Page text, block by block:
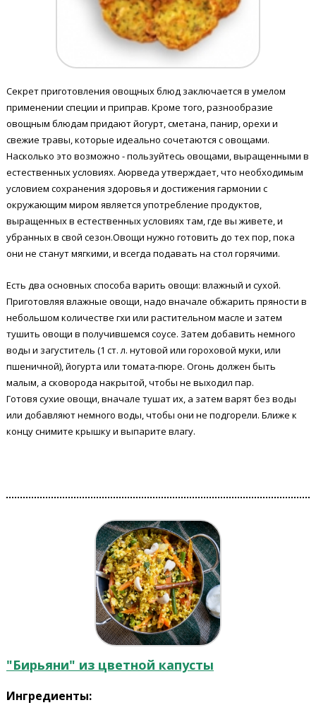
Секрет приготовления овощных блюд заключается в умелом
применении специи и приправ. Кроме того, разнообразие
овощным блюдам придают йогурт, сметана, панир, орехи и
свежие травы, которые идеально сочетаются с овощами.
Насколько это возможно - пользуйтесь овощами, выращенными в
естественных условиях. Аюрведа утверждает, что необходимым
условием сохранения здоровья и достижения гармонии с
окружающим миром является употребление продуктов,
выращенных в естественных условиях там, где вы живете, и
убранных в свой сезон.Овощи нужно готовить до тех пор, пока
они не станут мягкими, и всегда подавать на стол горячими.
Есть два основных способа варить овощи: влажный и сухой.
Приготовляя влажные овощи, надо вначале обжарить пряности в
небольшом количестве гхи или растительном масле и затем
тушить овощи в получившемся соусе. Затем добавить немного
воды и загуститель (1 ст. л. нутовой или гороховой муки, или
пшеничной), йогурта или томата-пюре. Огонь должен быть
малым, а сковорода накрытой, чтобы не выходил пар.
Готовя сухие овощи, вначале тушат их, а затем варят без воды
или добавляют немного воды, чтобы они не подгорели. Ближе к
концу снимите крышку и выпарите влагу.
"Бирьяни" из цветной капусты
Ингредиенты: